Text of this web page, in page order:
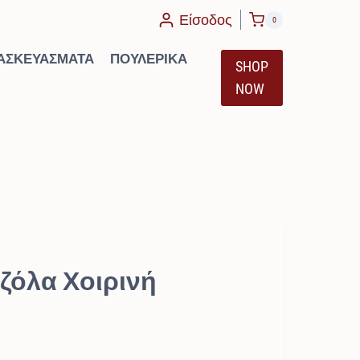
Είσοδος 0
ΠΟΥΛΕΡΙΚΆ
SHOP
NOW
Χοιρινή